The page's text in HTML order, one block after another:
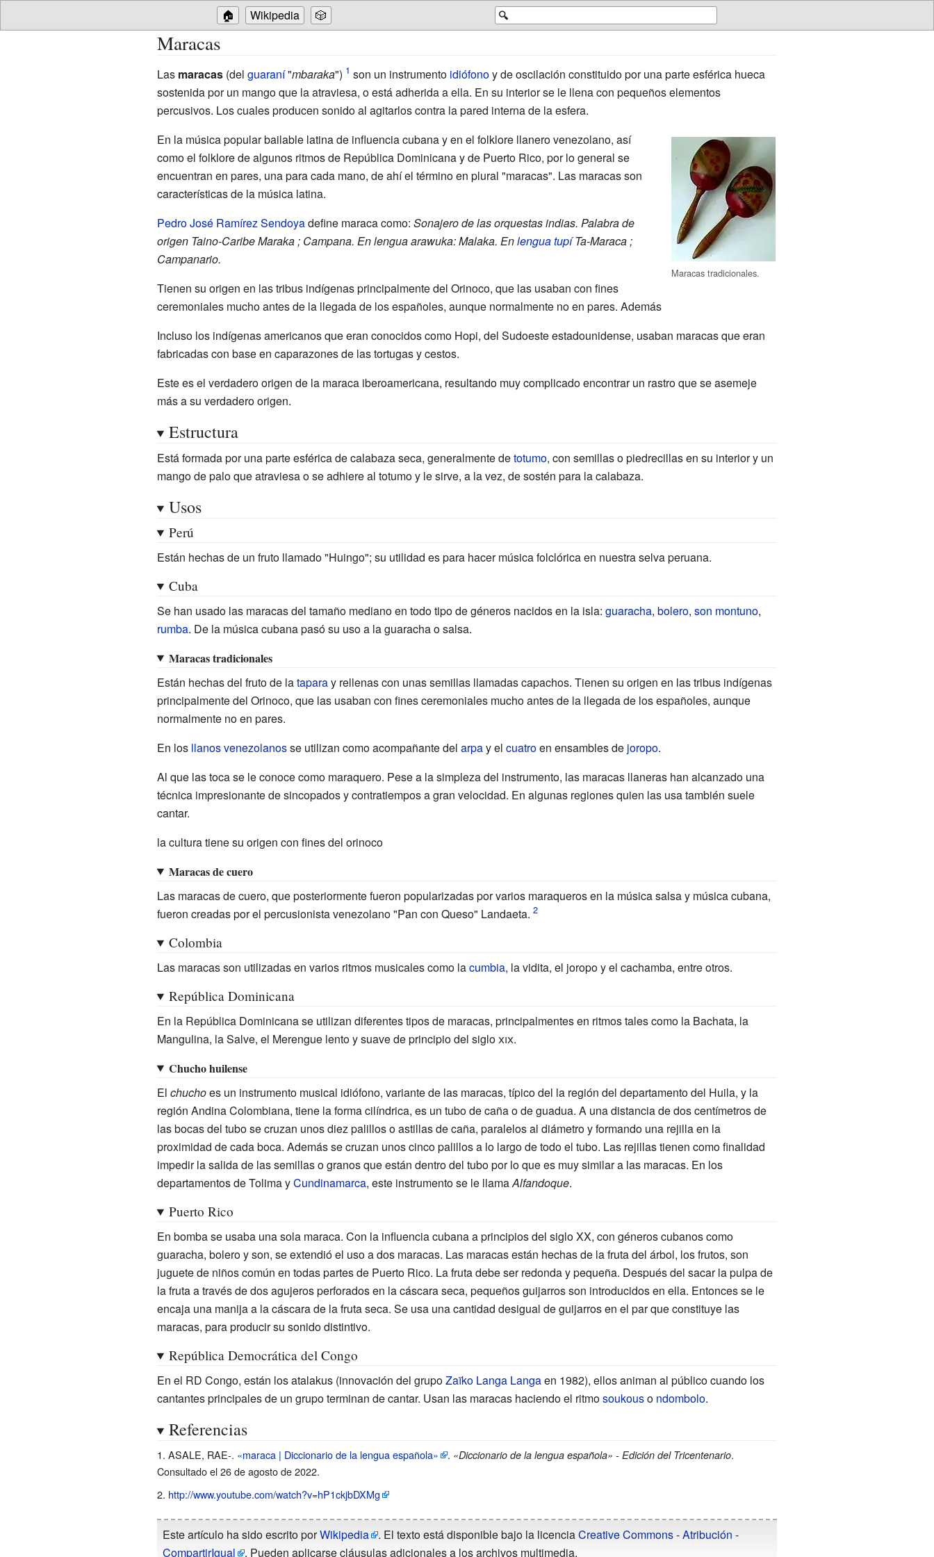
🔍
🏠 Wikipedia 🎲
Maracas
Las maracas(del guaraní"mbaraka") son un instrumento idiófonoy de oscilación constituido por una parte esférica hueca
sostenida por un mango que la atraviesa, o está adherida a ella. En su interior se le llena con pequeños elementos
percusivos. Los cuales producen sonido al agitarlos contra la pared interna de la esfera.
Maracas tradicionales.
En la música popular bailable latina de influencia cubana y en el folklore llanero venezolano, así
como el folklore de algunos ritmos de República Dominicana y de Puerto Rico, por lo general se
encuentran en pares, una para cada mano, de ahí el término en plural "maracas". Las maracas son
características de la música latina.
Pedro José Ramírez Sendoyadefine maraca como: Sonajero de las orquestas indias. Palabra de
origen Taino-Caribe Maraka ; Campana. Enlengua arawuka: Malaka. Enlengua tupíTa-Maraca ;
Campanario.
Tienen su origen en las tribus indígenas principalmente del Orinoco, que las usaban con fines
ceremoniales mucho antes de la llegada de los españoles, aunque normalmente no en pares. Además
Incluso los indígenas americanos que eran conocidos como Hopi, del Sudoeste estadounidense, usaban maracas que eran
fabricadas con base en caparazones de las tortugas y cestos.
Este es el verdadero origen de la maraca iberoamericana, resultando muy complicado encontrar un rastro que se asemeje
más a su verdadero origen.
Estructura
Está formada por una parte esférica de calabaza seca, generalmente detotumo, con semillas o piedrecillas en su interior y un
mango de palo que atraviesa o se adhiere al totumo y le sirve, a la vez, de sostén para la calabaza.
Usos
Perú
Están hechas de un fruto llamado "Huingo"; su utilidad es para hacer música folclórica en nuestra selva peruana.
Cuba
Se han usado las maracas del tamaño mediano en todo tipo de géneros nacidos en la isla: guaracha, bolero, son montuno,
rumba. De la música cubana pasó su uso a la guaracha o salsa.
Maracas tradicionales
Están hechas del fruto de lataparay rellenas con unas semillas llamadas capachos. Tienen su origen en las tribus indígenas
principalmente del Orinoco, que las usaban con fines ceremoniales mucho antes de la llegada de los españoles, aunque
normalmente no en pares.
En los llanos venezolanosse utilizan como acompañante del arpay el cuatroen ensambles de joropo.
Al que las toca se le conoce como maraquero. Pese a la simpleza del instrumento, las maracas llaneras han alcanzado una
técnica impresionante de sincopados y contratiempos a gran velocidad. En algunas regiones quien las usa también suele
cantar.
la cultura tiene su origen con fines del orinoco
Maracas de cuero
Las maracas de cuero, que posteriormente fueron popularizadas por varios maraqueros en la música salsa y música cubana,
fueron creadas por el percusionista venezolano "Pan con Queso" Landaeta.
Colombia
Las maracas son utilizadas en varios ritmos musicales como lacumbia, la vidita, el joropo y el cachamba, entre otros.
República Dominicana
En la República Dominicana se utilizan diferentes tipos de maracas, principalmentes en ritmos tales como la Bachata, la
Mangulina, la Salve, el Merengue lento y suave de principio del sigloxix.
Chucho huilense
El chuchoes un instrumento musical idiófono, variante de las maracas, típico del la región del departamento del Huila, y la
región Andina Colombiana, tiene la forma cilíndrica, es un tubo de caña o de guadua. A una distancia de dos centímetros de
las bocas del tubo se cruzan unos diez palillos o astillas de caña, paralelos al diámetro y formando una rejilla en la
proximidad de cada boca. Además se cruzan unos cinco palillos a lo largo de todo el tubo. Las rejillas tienen como finalidad
impedir la salida de las semillas o granos que están dentro del tubo por lo que es muy similar a las maracas. En los
departamentos de Tolima yCundinamarca, este instrumento se le llamaAlfandoque.
Puerto Rico
En bomba se usaba una sola maraca. Con la influencia cubana a principios del siglo XX, con géneros cubanos como
guaracha, bolero y son, se extendió el uso a dos maracas. Las maracas están hechas de la fruta del árbol, los frutos, son
juguete de niños común en todas partes de Puerto Rico. La fruta debe ser redonda y pequeña. Después del sacar la pulpa de
la fruta a través de dos agujeros perforados en la cáscara seca, pequeños guijarros son introducidos en ella. Entonces se le
encaja una manija a la cáscara de la fruta seca. Se usa una cantidad desigual de guijarros en el par que constituye las
maracas, para producir su sonido distintivo.
República Democrática del Congo
En el RD Congo, están losatalakus(innovación del grupoZaïko Langa Langaen 1982), ellos animan al público cuando los
cantantes principales de un grupo terminan de cantar. Usan las maracas haciendo el ritmosoukouso ndombolo.
Referencias
ASALE, RAE-. «maraca | Diccionario de la lengua española» . «Diccionario de la lengua española» - Edición del Tricentenario.
Consultado el 26 de agosto de 2022.
http://www.youtube.com/watch?v=hP1ckjbDXMg
Este artículo ha sido escrito porWikipedia . El texto está disponible bajo la licenciaCreative Commons - Atribución -
CompartirIgual . Pueden aplicarse cláusulas adicionales a los archivos multimedia.